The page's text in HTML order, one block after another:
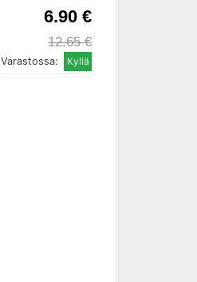
6.90 €
12.65 €
Varastossa: